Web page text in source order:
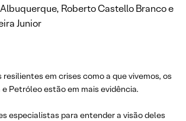
Roberto Castello Branco e
Junior
em crises como a que vivemos, os
Petróleo estão em mais evidência.
especialistas para entender a visão deles